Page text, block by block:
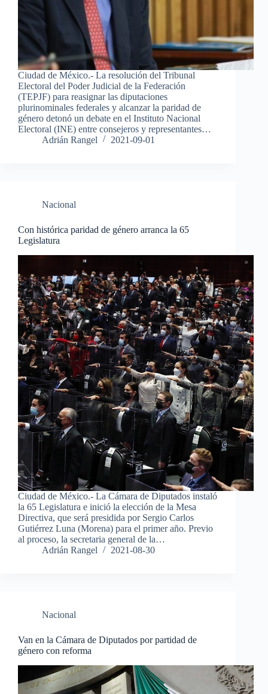
Ciudad de México.- La resolución del Tribunal
Electoral del Poder Judicial de la Federación
(TEPJF) para reasignar las diputaciones
plurinominales federales y alcanzar la paridad de
género detonó un debate en el Instituto Nacional
Electoral (INE) entre consejeros y representantes…
Adrián Rangel
2021-09-01
Nacional
Con histórica paridad de género arranca la 65
Legislatura
Ciudad de México.- La Cámara de Diputados instaló
la 65 Legislatura e inició la elección de la Mesa
Directiva, que será presidida por Sergio Carlos
Gutiérrez Luna (Morena) para el primer año. Previo
al proceso, la secretaria general de la…
Adrián Rangel
2021-08-30
Nacional
Van en la Cámara de Diputados por partidad de
género con reforma